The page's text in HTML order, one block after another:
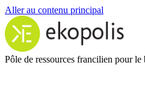
Aller au contenu principal
Pôle de ressources francilien pour